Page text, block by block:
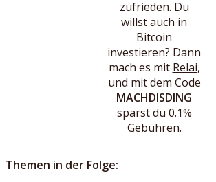
zufrieden. Du
willst auch in
Bitcoin
investieren? Dann
mach es mit Relai,
und mit dem Code
MACHDISDING
sparst du 0.1%
Gebühren.
Themen in der Folge: